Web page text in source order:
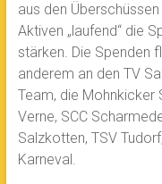
aus den
Aktiven „laufend“ die
stärken. Die Spenden
anderem an den TV
Team, die Mohnkicker
Verne, SCC
Salzkotten, TSV
Karneval.